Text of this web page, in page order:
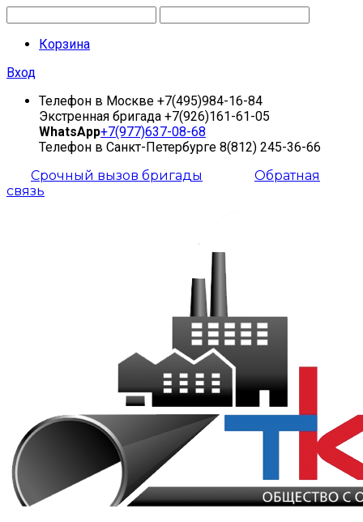
Корзина
Вход
Телефон в Москве +7(495)984-16-84
Экстренная бригада +7(926)161-61-05
WhatsApp+7(977)637-08-68
Телефон в Санкт-Петербурге 8(812) 245-36-66
Срочный вызов бригады
Обратная
связь